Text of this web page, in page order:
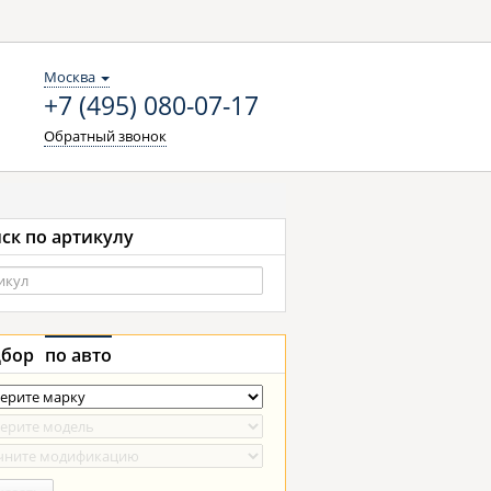
Москва
+7 (495) 080-07-17
Обратный звонок
по артикулу
по авто